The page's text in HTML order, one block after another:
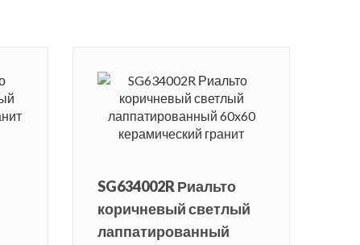
SG634002R Риальто
коричневый светлый
лаппатированный